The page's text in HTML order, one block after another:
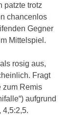
patzte trotz
chancenlos
Gegner
Mittelspiel.
rosig aus,
Fragt
zum Remis
aufgrund
4,5:2,5.